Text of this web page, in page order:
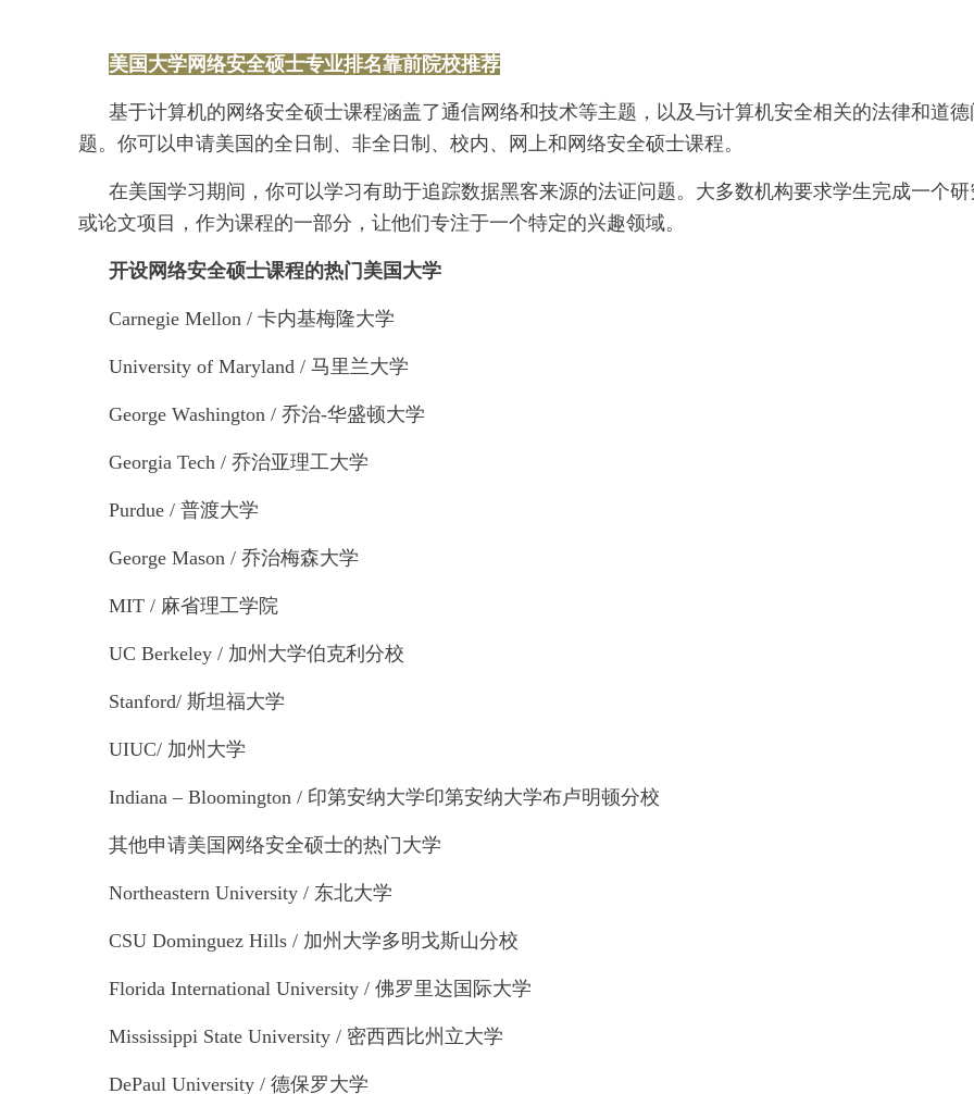
美国大学网络安全硕士专业排名靠前院校推荐
基于计算机的网络安全硕士课程涵盖了通信网络和技术等主题，以及与计算机安全相关的法律和道德
题。你可以申请美国的全日制、非全日制、校内、网上和网络安全硕士课程。
在美国学习期间，你可以学习有助于追踪数据黑客来源的法证问题。大多数机构要求学生完成一个研
或论文项目，作为课程的一部分，让他们专注于一个特定的兴趣领域。
开设网络安全硕士课程的热门美国大学
Carnegie Mellon / 卡内基梅隆大学
University of Maryland / 马里兰大学
George Washington / 乔治-华盛顿大学
Georgia Tech / 乔治亚理工大学
Purdue / 普渡大学
George Mason / 乔治梅森大学
MIT / 麻省理工学院
UC Berkeley / 加州大学伯克利分校
Stanford/ 斯坦福大学
UIUC/ 加州大学
Indiana – Bloomington / 印第安纳大学印第安纳大学布卢明顿分校
其他申请美国网络安全硕士的热门大学
Northeastern University / 东北大学
CSU Dominguez Hills / 加州大学多明戈斯山分校
Florida International University / 佛罗里达国际大学
Mississippi State University / 密西西比州立大学
DePaul University / 德保罗大学